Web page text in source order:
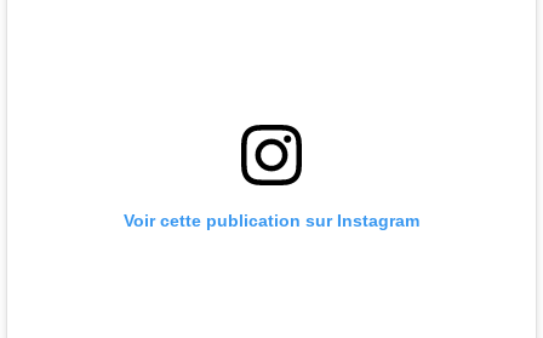
Voir cette publication sur Instagram